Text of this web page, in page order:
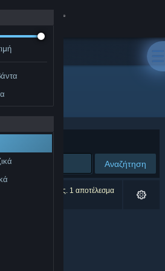
Αναζήτηση
την αναζήτησή σας. 1 αποτέλεσμα
σας.